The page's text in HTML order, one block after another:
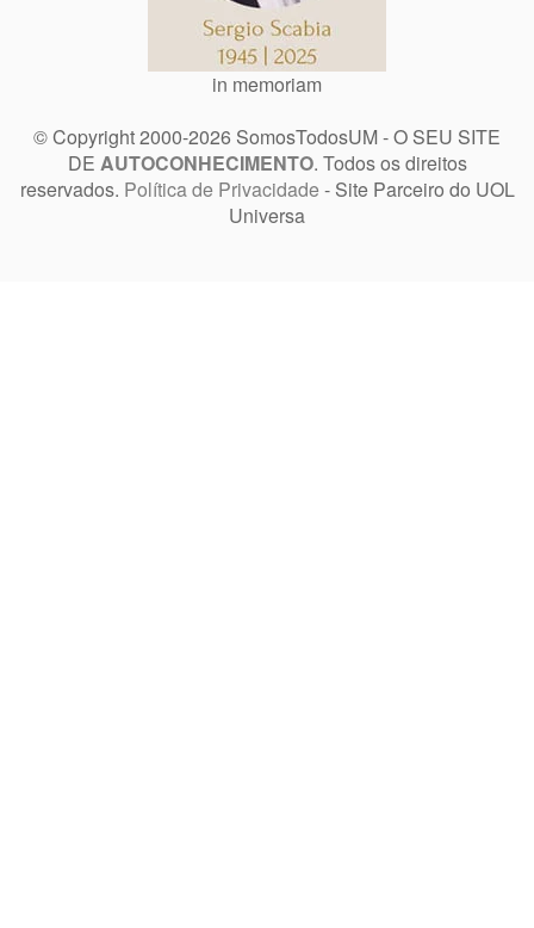
in memoriam
© Copyright 2000-2026 SomosTodosUM - O SEU SITE
DE AUTOCONHECIMENTO. Todos os direitos
reservados. Política de Privacidade - Site Parceiro do UOL
Universa